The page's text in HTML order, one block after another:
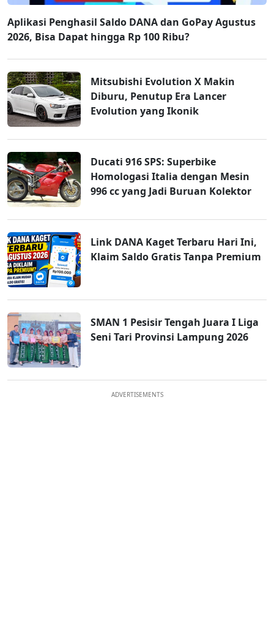
Aplikasi Penghasil Saldo DANA dan GoPay Agustus
2026, Bisa Dapat hingga Rp 100 Ribu?
Mitsubishi Evolution X Makin
Diburu, Penutup Era Lancer
Evolution yang Ikonik
Ducati 916 SPS: Superbike
Homologasi Italia dengan Mesin
996 cc yang Jadi Buruan Kolektor
Link DANA Kaget Terbaru Hari Ini,
Klaim Saldo Gratis Tanpa Premium
SMAN 1 Pesisir Tengah Juara I Liga
Seni Tari Provinsi Lampung 2026
ADVERTISEMENTS